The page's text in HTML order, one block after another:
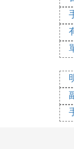
鋼
（
包
（
包
（
3